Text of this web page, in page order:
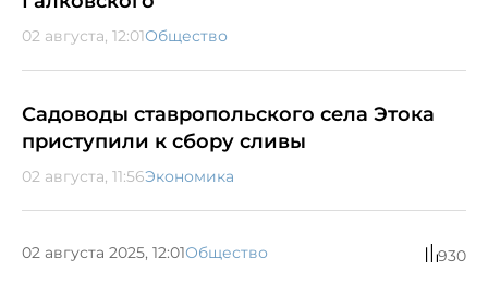
02 августа, 12:01Общество
Садоводы ставропольского села Этока
приступили к сбору сливы
02 августа, 11:56Экономика
02 августа 2025, 12:01Общество 930